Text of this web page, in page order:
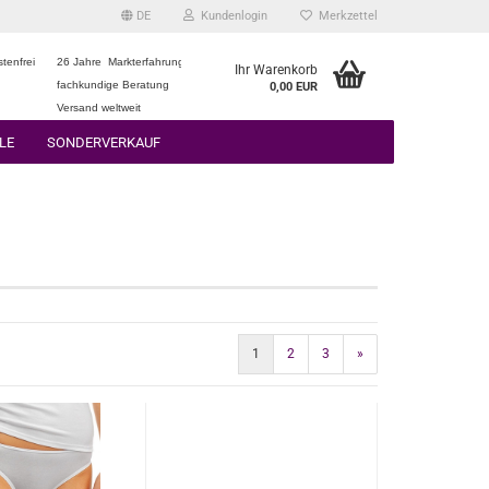
DE Kundenlogin Merkzettel
26 Jahre Markterfahrung
fachkundige Beratung
Versand weltweit
Ihr Warenkorb
0,00 EUR
SONDERVERKAUF
1 2 3 »